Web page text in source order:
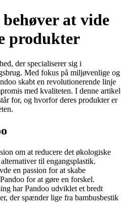
at vide
produkter
der specialiserer sig i
Med fokus på miljøvenlige og
skabt en revolutionerende linje
med kvaliteten. I denne artikel
for, og hvorfor deres produkter er
om at reducere det økologiske
til engangsplastik.
en passion for at skabe
for at gøre en forskel.
har Pandoo udviklet et bredt
der spænder lige fra bambusbestik